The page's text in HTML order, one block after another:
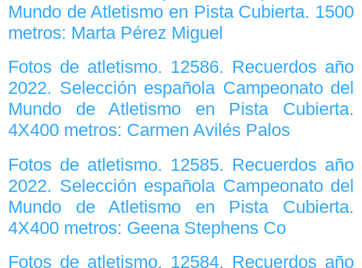
Mundo de Atletismo en Pista Cubierta. 1500
metros: Marta Pérez Miguel
Fotos de atletismo. 12586. Recuerdos año
2022. Selección española Campeonato del
Mundo de Atletismo en Pista Cubierta.
4X400 metros: Carmen Avilés Palos
Fotos de atletismo. 12585. Recuerdos año
2022. Selección española Campeonato del
Mundo de Atletismo en Pista Cubierta.
4X400 metros: Geena Stephens Co
Fotos de atletismo. 12584. Recuerdos año